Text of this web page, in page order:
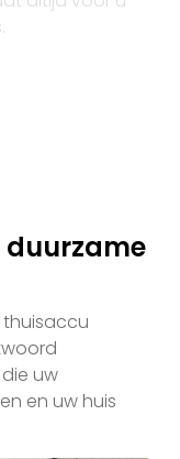
duurzame
thuisaccu
uw
en uw huis